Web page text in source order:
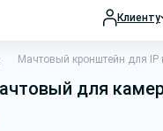
Клиенту
Мачтовый кронштейн для IP
для